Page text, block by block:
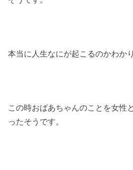
本当に人生なにが起こるのかわか
この時おばあちゃんのことを女性
ったそうです。